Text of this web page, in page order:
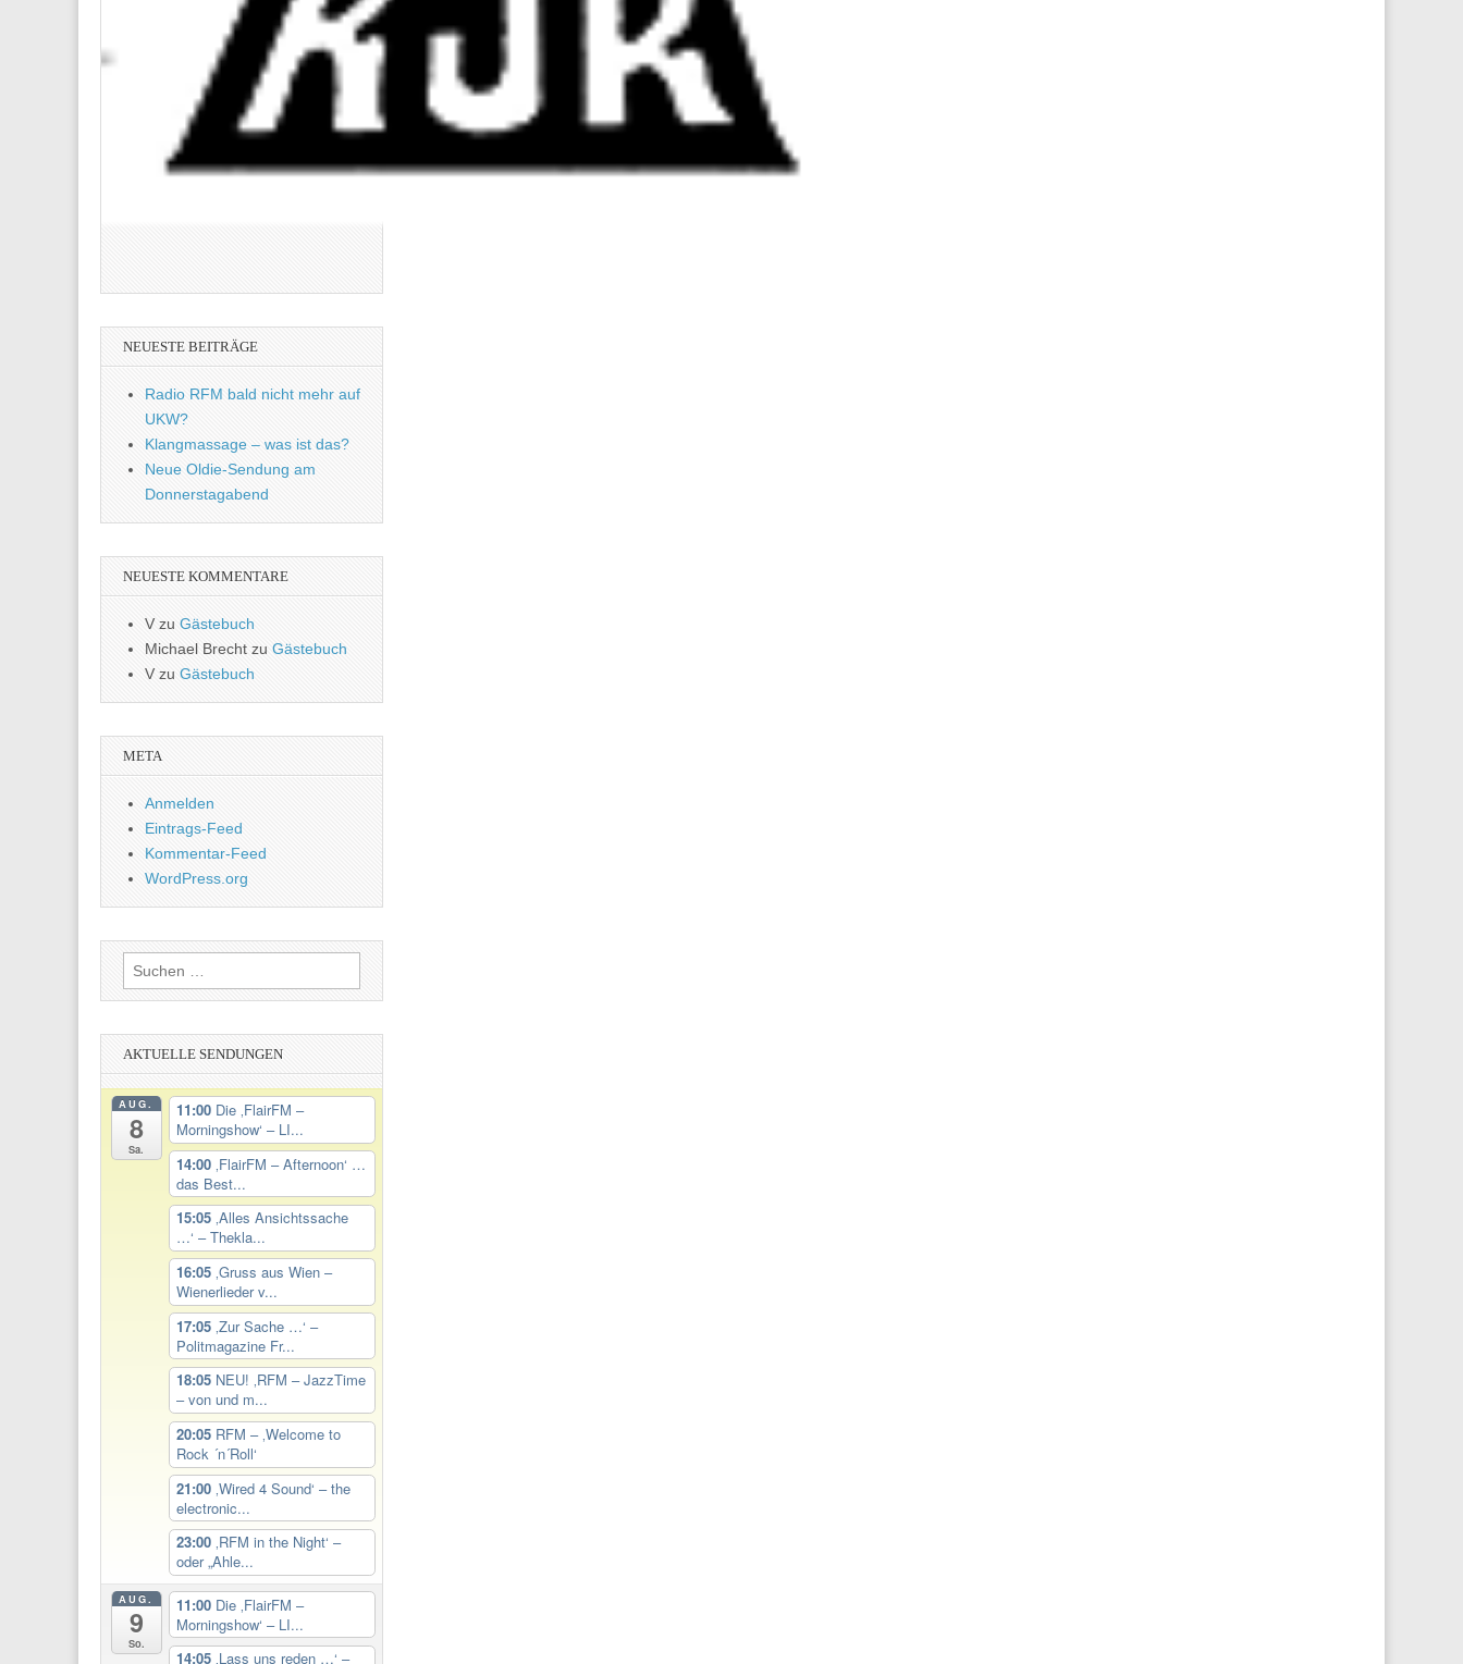
NEUESTE BEITRÄGE
Radio RFM bald nicht mehr auf
UKW?
Klangmassage – was ist das?
Neue Oldie-Sendung am
Donnerstagabend
NEUESTE KOMMENTARE
V zu Gästebuch
Michael Brecht zu Gästebuch
Vzu Gästebuch
META
Anmelden
Eintrags-Feed
Kommentar-Feed
WordPress.org
Suchen
nach:
AKTUELLE SENDUNGEN
AUG.
8
Sa.
11:00 Die ‚FlairFM –
Morningshow‘ – LI...
14:00 ‚FlairFM – Afternoon‘ …
das Best...
15:05 ‚Alles Ansichtssache
…‘ – Thekla...
16:05 ‚Gruss aus Wien –
Wienerlieder v...
17:05 ‚Zur Sache …‘ –
Politmagazine Fr...
18:05 NEU! ‚RFM – JazzTime
– von und m...
20:05 RFM – ‚Welcome to
Rock ´n´Roll‘
21:00 ‚Wired 4 Sound‘ – the
electronic...
23:00 ‚RFM in the Night‘ –
oder „Ahle...
AUG.
9
So.
11:00 Die ‚FlairFM –
Morningshow‘ – LI...
14:05 ‚Lass uns reden …‘ –